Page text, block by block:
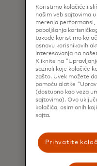
postoje
Uticaj
radnici i
veće
radu od
najviše
belim
visoko
mreži jer
vrednost
Koristimo kolačiće i
našim veb sajtovima
merenja performansi,
poboljšanja
takođe koristimo
osnovu korisnikovih
interesovanja na
Kliknite na
saznali koje kolačiće
zašto. Uvek možete
pomoću alatke
(dostupno kao veza
sajtovima). Ovo
kolačića, osim onih
sajta.
Prihvatite